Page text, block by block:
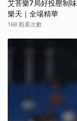
艾菩樂7局好投壓制
樂天｜全場精華
198 觀看次數